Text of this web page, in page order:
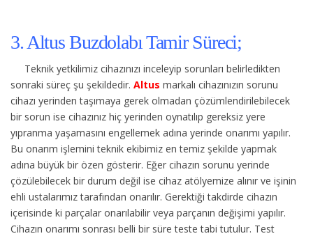
3. Altus Buzdolabı Tamir Süreci;
Teknik yetkilimiz cihazınızı inceleyip sorunları belirledikten
sonraki süreç şu şekildedir. Altus markalı cihazınızın sorunu
cihazı yerinden taşımaya gerek olmadan çözümlendirilebilecek
bir sorun ise cihazınız hiç yerinden oynatılıp gereksiz yere
yıpranma yaşamasını engellemek adına yerinde onarımı yapılır.
Bu onarım işlemini teknik ekibimiz en temiz şekilde yapmak
adına büyük bir özen gösterir. Eğer cihazın sorunu yerinde
çözülebilecek bir durum değil ise cihaz atölyemize alınır ve işinin
ehli ustalarımız tarafından onarılır. Gerektiği takdirde cihazın
içerisinde ki parçalar onarılabilir veya parçanın değişimi yapılır.
Cihazın onarımı sonrası belli bir süre teste tabi tutulur. Test